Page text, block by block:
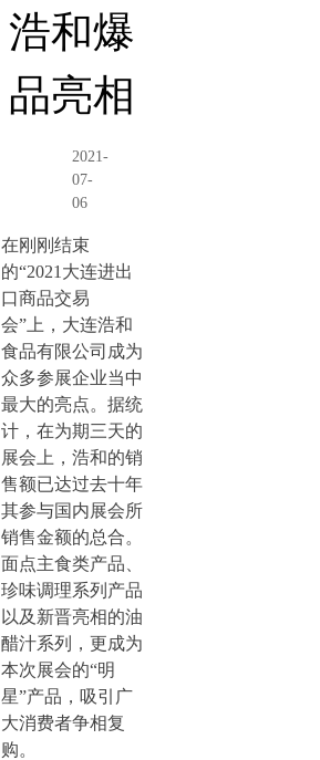
浩和爆
品亮相
2021-
07-
06
在刚刚结束
的“2021大连进出
口商品交易
会”上，大连浩和
食品有限公司成为
众多参展企业当中
最大的亮点。据统
计，在为期三天的
展会上，浩和的销
售额已达过去十年
其参与国内展会所
销售金额的总合。
面点主食类产品、
珍味调理系列产品
以及新晋亮相的油
醋汁系列，更成为
本次展会的“明
星”产品，吸引广
大消费者争相复
购。